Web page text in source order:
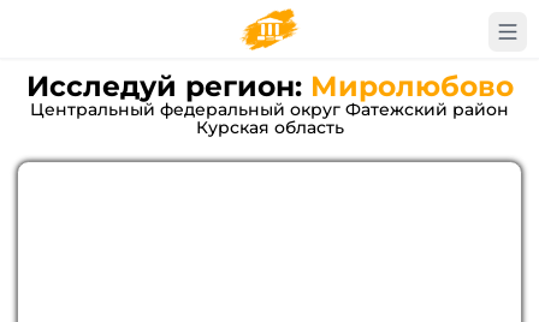
Исследуй регион: Миролюбово
Центральный федеральный округ Фатежский район
Курская область